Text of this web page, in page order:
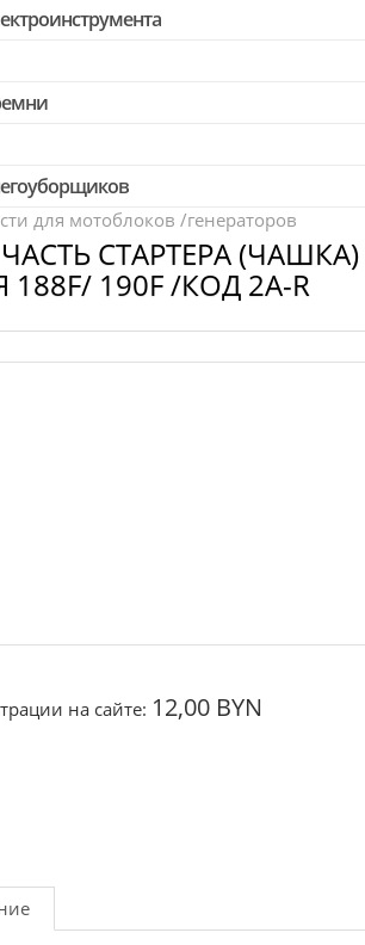
для шуруповертов
/ перфораторов
и отбойных молотков
(болгарок)
другие
для мотоблоков /генераторов
СТАРТЕРА
190F /КОД 2A-R
на сайте: 12,00 BYN